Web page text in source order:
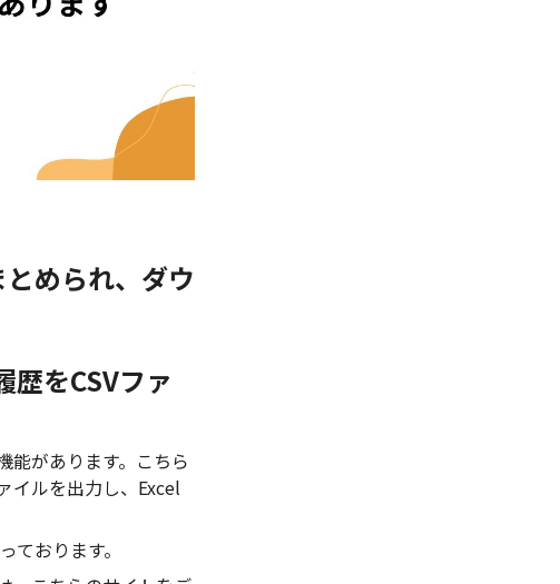
められ、ダウ
歴をCSVファ
能があります。こちら
イルを出力し、Excel
おります。